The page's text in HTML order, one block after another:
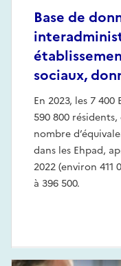
Base de
sociaux,
En 2023, les 7
590 800
nombre
dans les Ehpad,
2022 (environ 411
à 396 500.